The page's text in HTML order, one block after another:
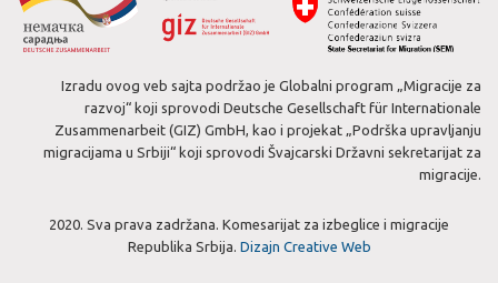
Izradu ovog veb sajta podržao je Globalni program „Migracije za
razvoj“ koji sprovodi Deutsche Gesellschaft für Internationale
Zusammenarbeit (GIZ) GmbH, kao i projekat „Podrška upravljanju
migracijama u Srbiji“ koji sprovodi Švajcarski Državni sekretarijat za
migracije.
2020. Sva prava zadržana. Komesarijat za izbeglice i migracije
Republika Srbija. Dizajn Creative Web